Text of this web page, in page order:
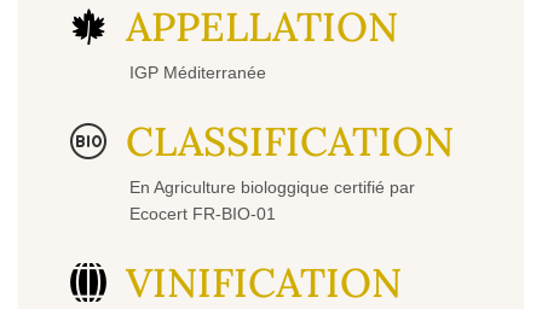
APPELLATION
IGP Méditerranée
CLASSIFICATION
En Agriculture biologgique certifié par
Ecocert FR-BIO-01
VINIFICATION